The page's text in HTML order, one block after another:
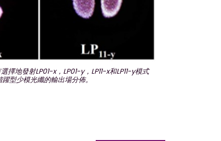
擇地發射LP01-x，LP01-y，LP11-x和LP11-y模式
躍型少模光纖的輸出場分佈。